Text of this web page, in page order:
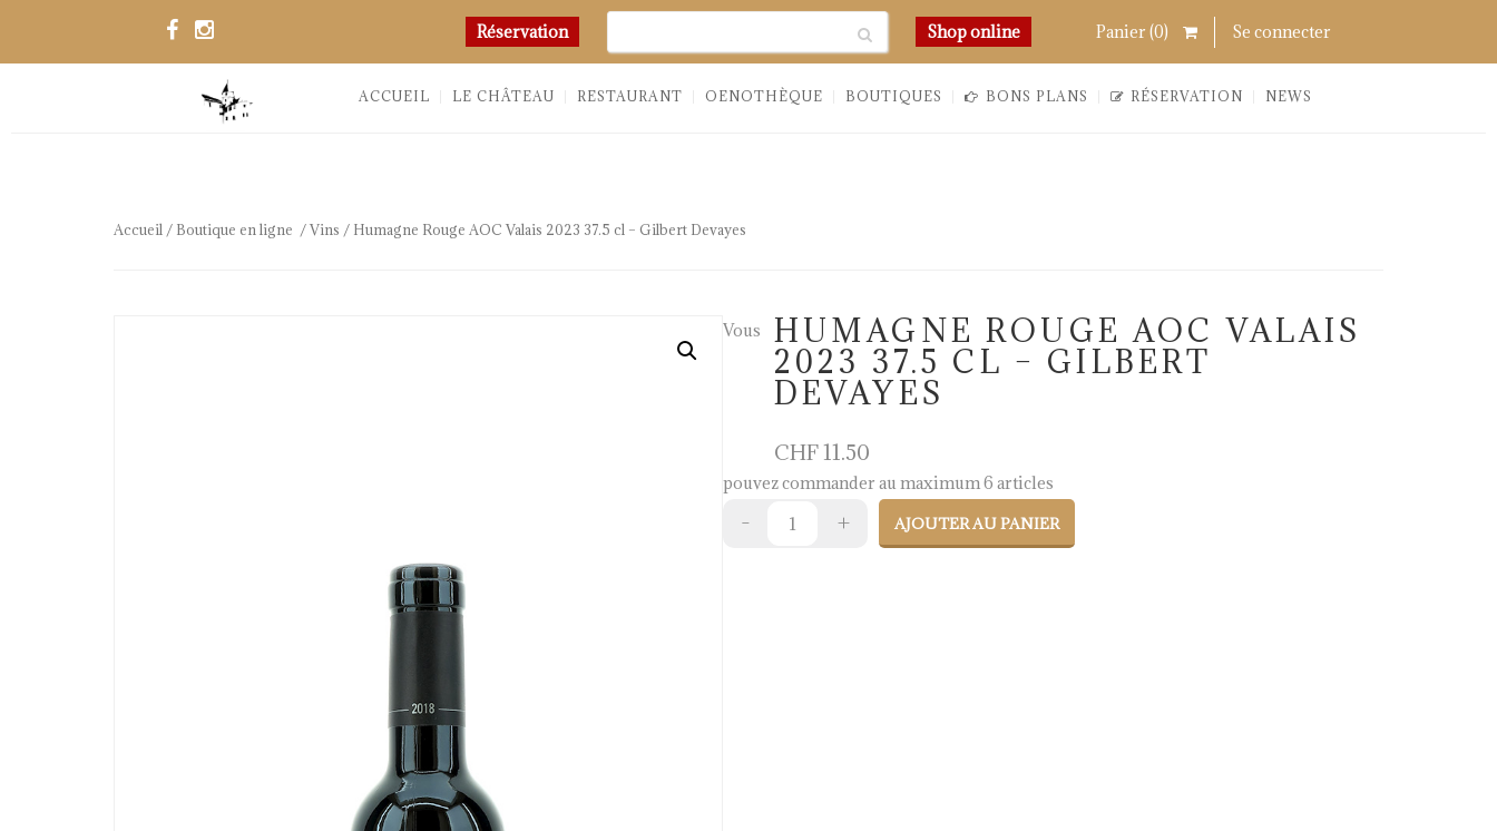
Réservation Chercher Shop online Chercher
Panier (0) Links
Se connecter
ACCUEIL LE CHÂTEAU RESTAURANT OENOTHÈQUE BOUTIQUES BONS PLANS RÉSERVATION NEWS
Accueil / Boutique en ligne /Vins / Humagne Rouge AOC Valais 2023 37.5 cl – Gilbert Devayes
HUMAGNE ROUGE AOC VALAIS
2023 37.5 CL – GILBERT
DEVAYES
CHF11.50
Vous
pouvez commander au maximum 6 articles
AJOUTER AU PANIER